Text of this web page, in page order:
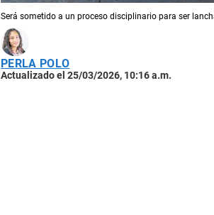
Será sometido a un proceso disciplinario para ser
PERLA POLO
Actualizado el 25/03/2026, 10:16 a.m.